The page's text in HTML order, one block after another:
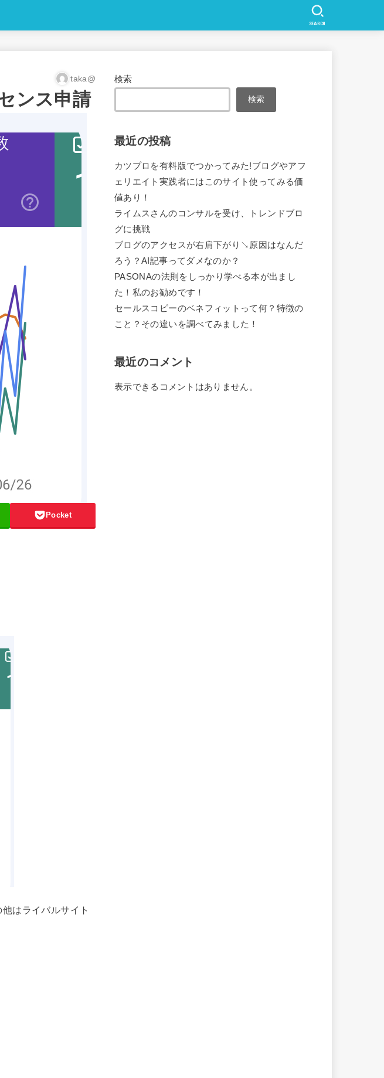
SEARCH
taka@
ンス申請
Pocket
はライバルサイト
検索
検索
最近の投稿
カツプロを有料版でつかってみた!ブログやアフ
ェリエイト実践者にはこのサイト使ってみる価
値あり！
ライムスさんのコンサルを受け、トレンドブロ
グに挑戦
ブログのアクセスが右肩下がり↘原因はなんだ
ろう？AI記事ってダメなのか？
PASONAの法則をしっかり学べる本が出まし
た！私のお勧めです！
セールスコピーのベネフィットって何？特徴の
こと？その違いを調べてみました！
最近のコメント
表示できるコメントはありません。